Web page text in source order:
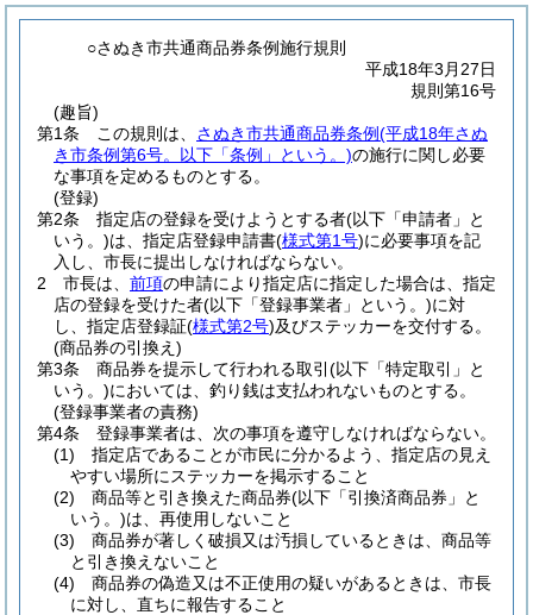
○さぬき市共通商品券条例施行規則
平成18年3月27日
規則第16号
(趣旨)
第1条
この規則は、 さぬき市共通商品券条例(平成18年さぬ
き市条例第6号。以下「条例」という。)の施行に関し必要
な事項を定めるものとする。
(登録)
第2条
指定店の登録を受けようとする者(以下「申請者」と
いう。)は、指定店登録申請書(様式第1号)に必要事項を記
入し、市長に提出しなければならない。
2
市長は、 前項の申請により指定店に指定した場合は、指定
店の登録を受けた者(以下「登録事業者」という。)に対
し、指定店登録証(様式第2号)及びステッカーを交付する。
(商品券の引換え)
第3条
商品券を提示して行われる取引 (以下「特定取引」と
いう。)においては、釣り銭は支払われないものとする。
(登録事業者の責務)
第4条
登録事業者は、次の事項を遵守しなければならない。
(1)
指定店であることが市民に分かるよう、指定店の見え
やすい場所にステッカーを掲示すること
(2)
商品等と引き換えた商品券(以下「引換済商品券」と
いう。)は、再使用しないこと
(3)
商品券が著しく破損又は汚損しているときは、商品等
と引き換えないこと
(4)
商品券の偽造又は不正使用の疑いがあるときは、市長
に対し、直ちに報告すること